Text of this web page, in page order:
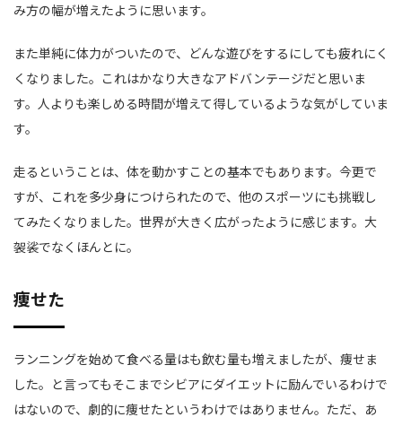
み方の幅が増えたように思います。
また単純に体力がついたので、どんな遊びをするにしても疲れにく
くなりました。これはかなり大きなアドバンテージだと思いま
す。人よりも楽しめる時間が増えて得しているような気がしていま
す。
走るということは、体を動かすことの基本でもあります。今更で
すが、これを多少身につけられたので、他のスポーツにも挑戦し
てみたくなりました。世界が大きく広がったように感じます。大
袈裟でなくほんとに。
痩せた
ランニングを始めて食べる量はも飲む量も増えましたが、痩せま
した。と言ってもそこまでシビアにダイエットに励んでいるわけで
はないので、劇的に痩せたというわけではありません。ただ、あ